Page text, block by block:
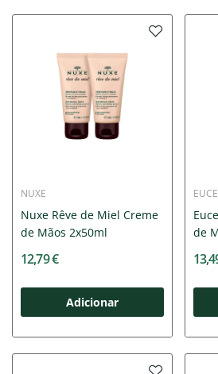
NUXE
Nuxe Rêve de Miel Creme
de Mãos 2x50ml
12,79 €
Adicionar
de